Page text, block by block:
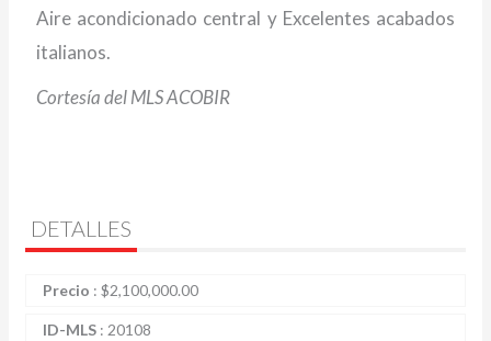
Aire acondicionado central y Excelentes acabados
italianos.
Cortesía del MLS ACOBIR
DETALLES
Precio : $2,100,000.00
ID-MLS : 20108